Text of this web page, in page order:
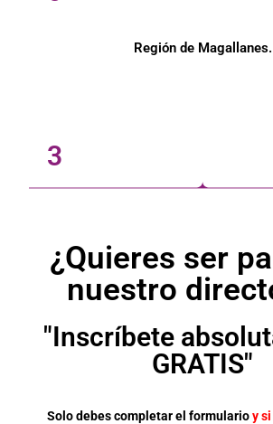
Región de Magallanes.
3
¿Quieres ser
nuestro
"Inscríbete
GRATIS"
Solo debes completar el formularioy